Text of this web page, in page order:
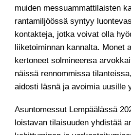
muiden messuammattilaisten
rantamiljöössä syntyy
kontakteja, jotka voivat olla
liiketoiminnan kannalta. Monet
kertoneet solmineensa
näissä rennommissa
aidosti läsnä ja avoimia uusille
Asuntomessut Lempäälässä
loistavan tilaisuuden yhdistää